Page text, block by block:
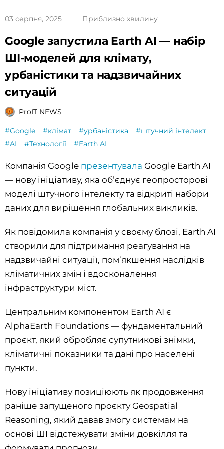
03 серпня, 2025 Приблизно хвилину
Google запустила Earth AI — набір
ШІ-моделей для клімату,
урбаністики та надзвичайних
ситуацій
ProIT NEWS
#Google #клімат #урбаністика
#штучний інтелект
#AI
#Технології #Earth AI
Компанія Google презентувала Google Earth AI
— нову ініціативу, яка об’єднує геопросторові
моделі штучного інтелекту та відкриті набори
даних для вирішення глобальних викликів.
Як повідомила компанія у своєму блозі, Earth AI
створили для підтримання реагування на
надзвичайні ситуації, пом’якшення наслідків
кліматичних змін і вдосконалення
інфраструктури міст.
Центральним компонентом Earth AI є
AlphaEarth Foundations — фундаментальний
проєкт, який обробляє супутникові знімки,
кліматичні показники та дані про населені
пункти.
Нову ініціативу позиціюють як продовження
раніше запущеного проєкту Geospatial
Reasoning, який давав змогу системам на
основі ШІ відстежувати зміни довкілля та